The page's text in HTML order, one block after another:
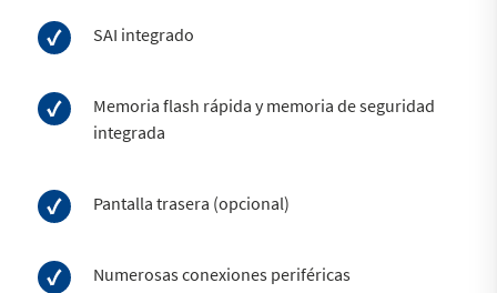
SAI integrado
Memoria flash rápida y memoria de seguridad
integrada
Pantalla trasera (opcional)
Numerosas conexiones periféricas